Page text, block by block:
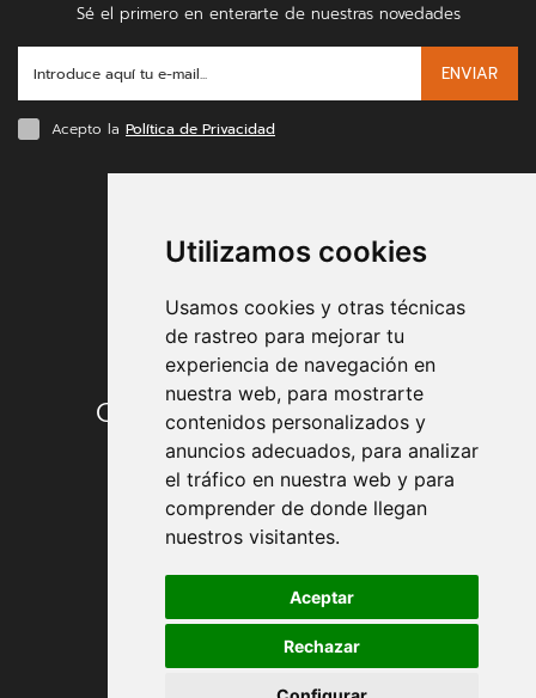
Utilizamos cookies
Usamos cookies y otras técnicas
de rastreo para mejorar tu
experiencia de navegación en
nuestra web, para mostrarte
contenidos personalizados y
anuncios adecuados, para analizar
el tráfico en nuestra web y para
comprender de donde llegan
nuestros visitantes.
Aceptar
Rechazar
Sé el primero en enterarte de nuestras novedades
ENVIAR
Acepto la Política de Privacidad
Condiciones de contratación
Envío y entrega
Devoluciones
Formas de pago
Política de Privacidad